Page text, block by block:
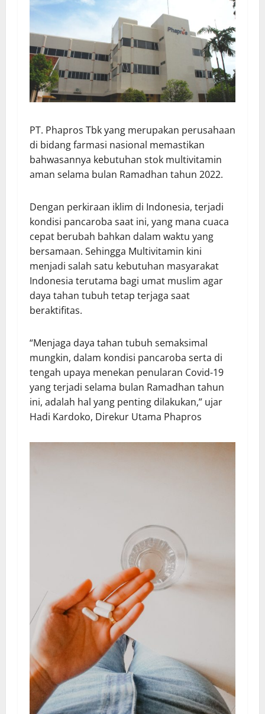
PT. Phapros Tbk yang merupakan perusahaan
di bidang farmasi nasional memastikan
bahwasannya kebutuhan stok multivitamin
aman selama bulan Ramadhan tahun 2022.
Dengan perkiraan iklim di Indonesia, terjadi
kondisi pancaroba saat ini, yang mana cuaca
cepat berubah bahkan dalam waktu yang
bersamaan. Sehingga Multivitamin kini
menjadi salah satu kebutuhan masyarakat
Indonesia terutama bagi umat muslim agar
daya tahan tubuh tetap terjaga saat
beraktifitas.
“Menjaga daya tahan tubuh semaksimal
mungkin, dalam kondisi pancaroba serta di
tengah upaya menekan penularan Covid-19
yang terjadi selama bulan Ramadhan tahun
ini, adalah hal yang penting dilakukan,” ujar
Hadi Kardoko, Direkur Utama Phapros